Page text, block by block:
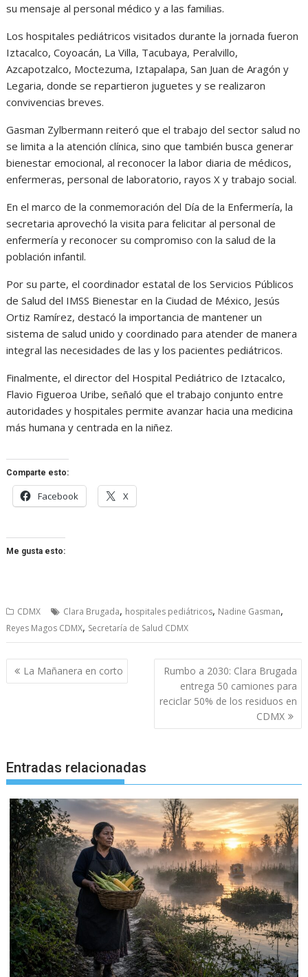
su mensaje al personal médico y a las familias.
Los hospitales pediátricos visitados durante la jornada fueron
Iztacalco, Coyoacán, La Villa, Tacubaya, Peralvillo,
Azcapotzalco, Moctezuma, Iztapalapa, San Juan de Aragón y
Legaria, donde se repartieron juguetes y se realizaron
convivencias breves.
Gasman Zylbermann reiteró que el trabajo del sector salud no
se limita a la atención clínica, sino que también busca generar
bienestar emocional, al reconocer la labor diaria de médicos,
enfermeras, personal de laboratorio, rayos X y trabajo social.
En el marco de la conmemoración del Día de la Enfermería, la
secretaria aprovechó la visita para felicitar al personal de
enfermería y reconocer su compromiso con la salud de la
población infantil.
Por su parte, el coordinador estatal de los Servicios Públicos
de Salud del IMSS Bienestar en la Ciudad de México, Jesús
Ortiz Ramírez, destacó la importancia de mantener un
sistema de salud unido y coordinado para atender de manera
integral las necesidades de las y los pacientes pediátricos.
Finalmente, el director del Hospital Pediátrico de Iztacalco,
Flavio Figueroa Uribe, señaló que el trabajo conjunto entre
autoridades y hospitales permite avanzar hacia una medicina
más humana y centrada en la niñez.
Comparte esto:
Facebook X
Me gusta esto:
CDMX Clara Brugada, hospitales pediátricos, Nadine Gasman,
Reyes Magos CDMX, Secretaría de Salud CDMX
Navegación
de
La Mañanera en corto
Rumbo a 2030: Clara Brugada
entrega 50 camiones para
reciclar 50% de los residuos en
CDMX
Entradas relacionadas